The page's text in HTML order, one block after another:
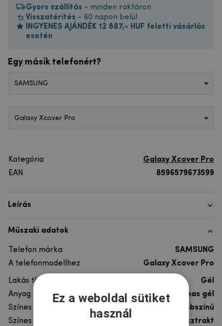
Gyors szállítás - minden raktáron
Visszatérítés - 60 napon belül
INGYENES AJÁNDÉK 12 887,- HUF feletti vásárlás
esetén
Egy másik telefonért?
SAMSUNG
Galaxy Xcover Pro
Kategória
Galaxy Xcover Pro
EAN
8596579673599
Leírás
Műszaki adatok
Telefon márka
SAMSUNG
A telefonmodellhez
Galaxy Xcover Pro
Lakás típusa
Gél
Anyag
rugalmas gél
Színes
többszínű
Színes motívum
Absztrakt
Ez a weboldal sütiket
használ